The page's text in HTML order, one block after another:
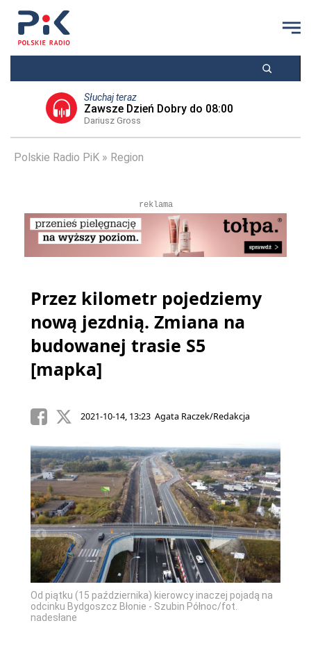
Słuchaj teraz
Zawsze Dzień Dobry do 08:00
Dariusz Gross
Polskie Radio PiK Region
reklama
Przez kilometr pojedziemy
nową jezdnią. Zmiana na
budowanej trasie S5
[mapka]
2021-10-14, 13:23 Agata Raczek/Redakcja
Od piątku (15 października) kierowcy inaczej pojadą na
odcinku Bydgoszcz Błonie - Szubin Północ/fot.
nadesłane